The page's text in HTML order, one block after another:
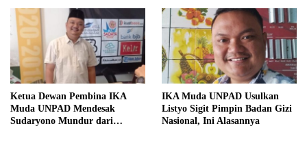
Ketua Dewan Pembina IKA
Muda UNPAD Mendesak
Sudaryono Mundur dari
IKA Muda UNPAD Usulkan
Listyo Sigit Pimpin Badan Gizi
Nasional, Ini Alasannya